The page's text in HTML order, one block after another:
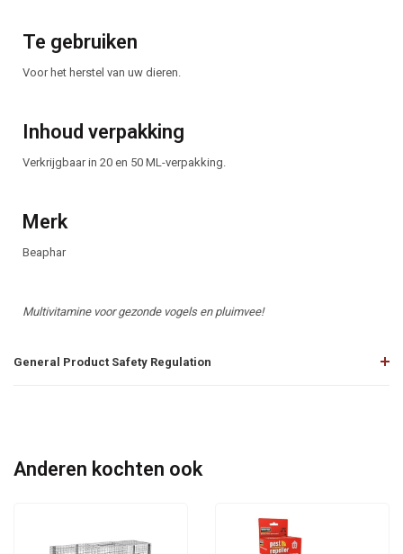
Te gebruiken
Voor het herstel van uw dieren.
Inhoud verpakking
Verkrijgbaar in 20 en 50 ML-verpakking.
Merk
Beaphar
Multivitamine voor gezonde vogels en pluimvee!
General Product Safety Regulation
Anderen kochten ook